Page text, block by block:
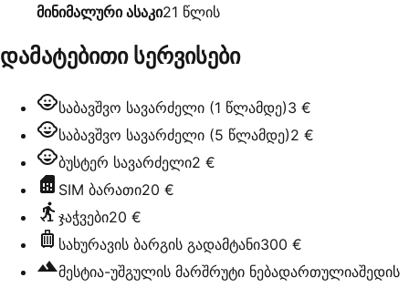
მინიმალური ასაკი21 წლის
დამატებითი სერვისები
საბავშვო სავარძელი (1 წლამდე)3 €
საბავშვო სავარძელი (5 წლამდე)2 €
ბუსტერ სავარძელი2 €
SIM ბარათი20 €
ჯაჭვები20 €
სახურავის ბარგის გადამტანი300 €
მესტია-უშგულის მარშრუტი ნებადართულიაშედის